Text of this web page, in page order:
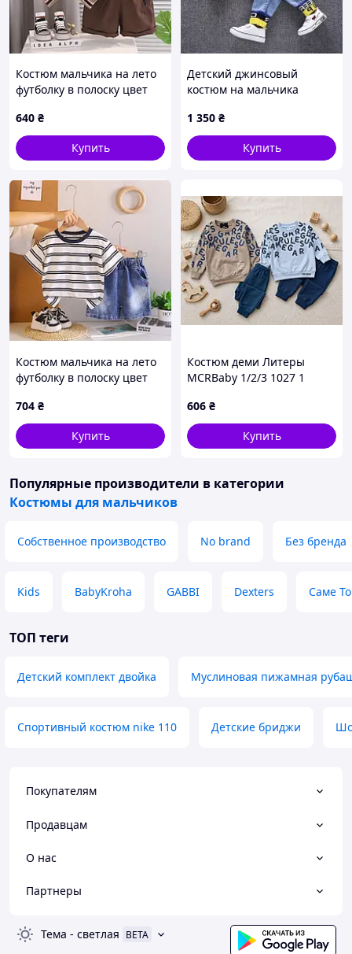
Костюм мальчика на лето
футболку в полоску цвет
100
640 ₴
Купить
Детский джинсовый
костюм на мальчика
1 350 ₴
Купить
Костюм мальчика на лето
футболку в полоску цвет
704 ₴
Купить
Костюм деми Литеры
MCRBaby 1/2/3 1027 1
606 ₴
Купить
Популярные производители в категории
Костюмы для мальчиков
Собственное производство No brand Без бренда
Kids BabyKroha GABBI Dexters Саме То
ТОП теги
Детский комплект двойка Муслиновая пижамная
Спортивный костюм nike 110 Детские бриджи
Покупателям
Продавцам
О нас
Партнеры
Тема - светлая BETA